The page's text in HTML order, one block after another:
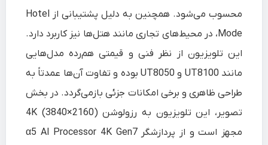
محسوب می‌شود. همچنین به دلیل پشتیبانی از Hotel
Mode، در محیط‌های تجاری مانند هتل‌ها نیز کاربرد دارد.
این تلویزیون از نظر فنی و قیمتی هم‌رده مدل‌هایی
مانند UT8100 و UT8050 بوده و تفاوت آن‌ها عمدتاً به
طراحی ظاهری و برخی امکانات جزئی بازمی‌گردد. در بخش
تصویر، این تلویزیون به رزولوشن 4K (3840×2160)
مجهز است و از پردازشگر α5 AI Processor 4K Gen7